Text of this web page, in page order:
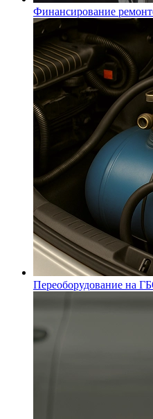
Финансирование
Переоборудование на